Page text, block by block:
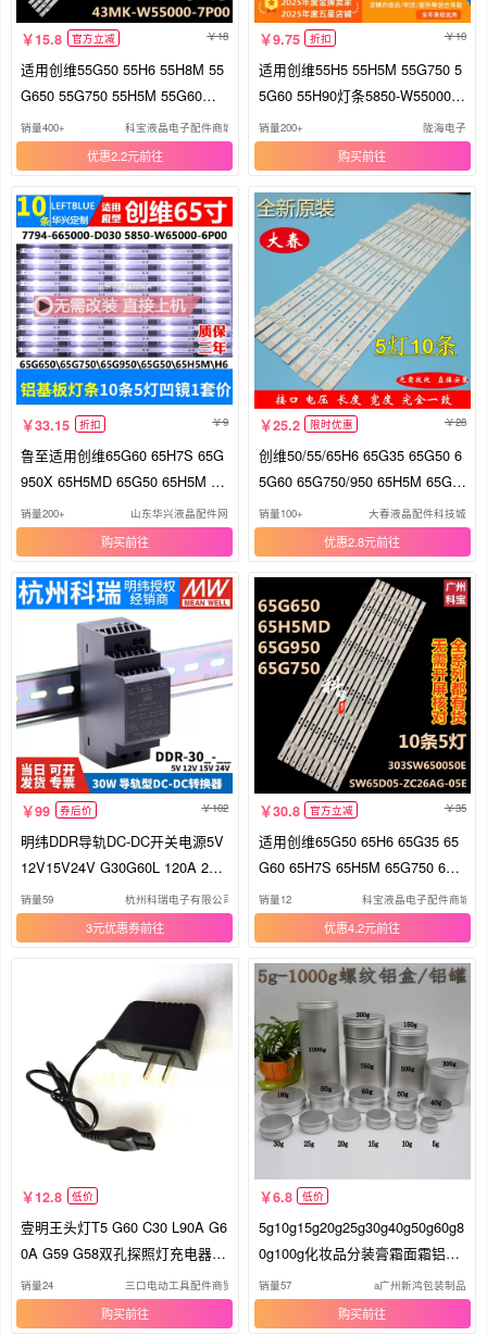
15.8 官方立减 18
适用创维55G50 55H6 55H8M 55
G650 55G750 55H5M 55G60背
光灯条
销量400+ 科宝液晶电子配件商城
优惠2.2元
9.75 折扣 10
适用创维55H5 55H5M 55G750 5
5G60 55H90灯条5850-W55000-7
P00
销量200+ 陇海电子
购买
33.15 折扣 9
鲁至适用创维65G60 65H7S 65G
950X 65H5MD 65G50 65H5M 65
G35灯条
销量200+ 山东华兴液晶配件网
购买
25.2 限时优惠 28
创维50/55/65H6 65G35 65G50 6
5G60 65G750/950 65H5M 65G6
50灯条
销量100+ 大春液晶配件科技城
优惠2.8元
99 券后价 102
明纬DDR导轨DC-DC开关电源5V
12V15V24V G30G60L 120A 240
B 480C D
销量59 杭州科瑞电子有限公司
3元优惠券
30.8 官方立减 35
适用创维65G50 65H6 65G35 65
G60 65H7S 65H5M 65G750 65G
950灯条
销量12 科宝液晶电子配件商城
优惠4.2元
12.8 低价
壹明王头灯T5 G60 C30 L90A G6
0A G59 G58双孔探照灯充电器线
C20
销量24 三口电动工具配件商贸经营部
购买
6.8 低价
5g10g15g20g25g30g40g50g60g8
0g100g化妆品分装膏霜面霜铝盒
铝瓶
销量57 a广州新鸿包装制品
购买